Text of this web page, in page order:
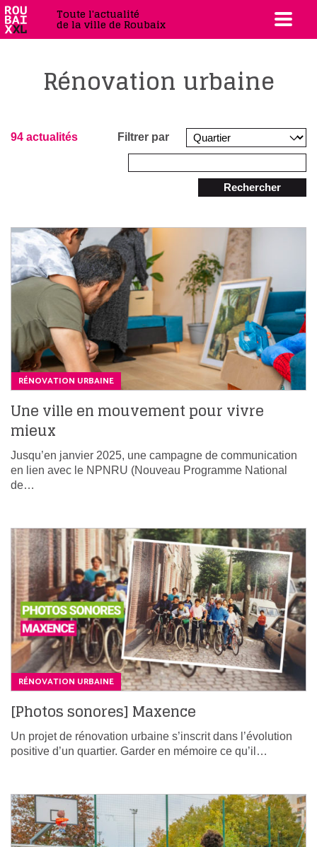
Toute l'actualité
de la ville de Roubaix
Rénovation urbaine
94 actualités Filtrer par
Rechercher
RÉNOVATION URBAINE
Une ville en mouvement pour vivre
mieux
Jusqu’en janvier 2025, une campagne de communication
en lien avec le NPNRU (Nouveau Programme National
de…
RÉNOVATION URBAINE
[Photos sonores] Maxence
Un projet de rénovation urbaine s’inscrit dans l’évolution
positive d’un quartier. Garder en mémoire ce qu’il…